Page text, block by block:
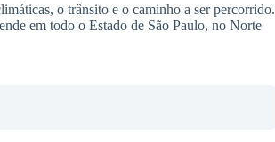
o trânsito e o caminho a ser percorrido.
em todo o Estado de São Paulo, no Norte